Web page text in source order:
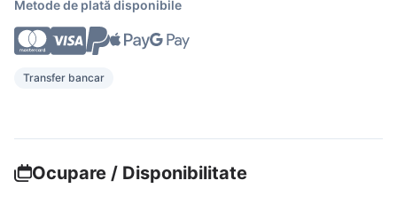
Metode de plată disponibile
Transfer bancar
Ocupare / Disponibilitate